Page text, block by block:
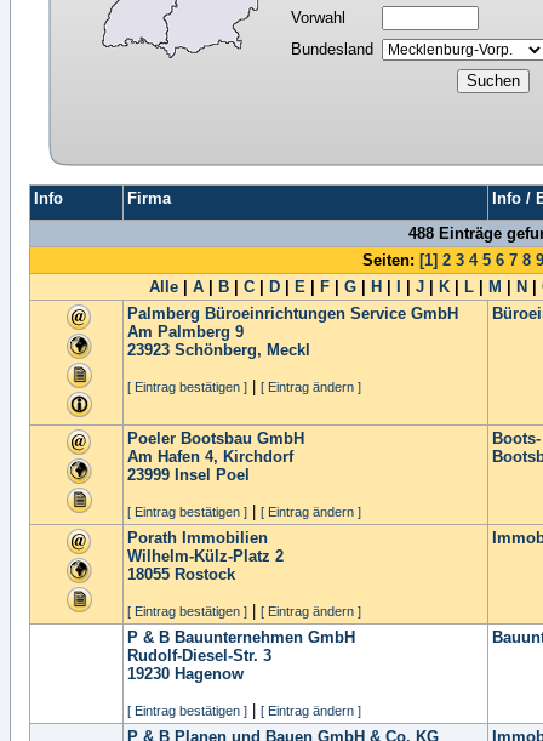
Vorwahl
Bundesland
Info Firma
Info /
488 Einträge
Seiten: [1] 2 3 4 5 6 7 8 9
Alle
A B C D E F G H J K L M N
Palmberg Büroeinrichtungen Service GmbH
Am Palmberg 9
23923 Schönberg, Meckl
[ Eintrag bestätigen ] [ Eintrag ändern ]
Poeler Bootsbau GmbH
Am Hafen 4, Kirchdorf
23999 Insel Poel
[ Eintrag bestätigen ] [ Eintrag ändern ]
Porath Immobilien
Wilhelm-Külz-Platz 2
18055 Rostock
[ Eintrag bestätigen ] [ Eintrag ändern ]
P & B Bauunternehmen GmbH
Rudolf-Diesel-Str. 3
19230 Hagenow
[ Eintrag bestätigen ] [ Eintrag ändern ]
P & B Planen und Bauen GmbH & Co. KG